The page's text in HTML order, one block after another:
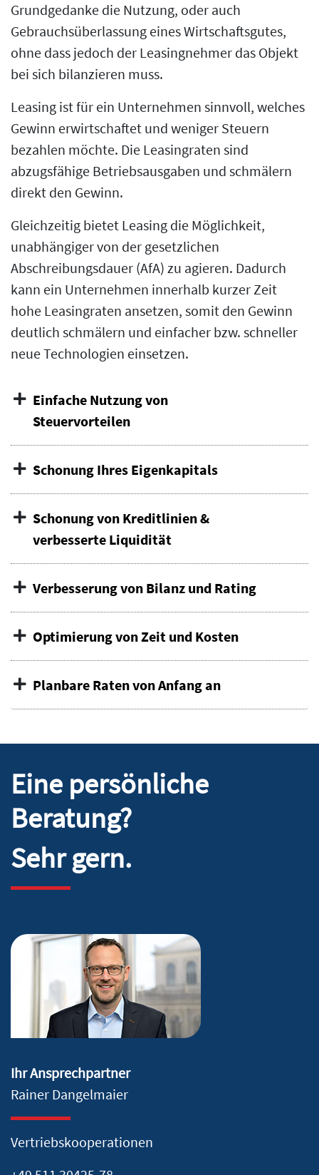
Grundgedanke die Nutzung, oder auch
Gebrauchsüberlassung eines Wirtschaftsgutes,
ohne dass jedoch der Leasingnehmer das Objekt
bei sich bilanzieren muss.
Leasing ist für ein Unternehmen sinnvoll, welches
Gewinn erwirtschaftet und weniger Steuern
bezahlen möchte. Die Leasingraten sind
abzugsfähige Betriebsausgaben und schmälern
direkt den Gewinn.
Gleichzeitig bietet Leasing die Möglichkeit,
unabhängiger von der gesetzlichen
Abschreibungsdauer (AfA) zu agieren. Dadurch
kann ein Unternehmen innerhalb kurzer Zeit
hohe Leasingraten ansetzen, somit den Gewinn
deutlich schmälern und einfacher bzw. schneller
neue Technologien einsetzen.
Einfache Nutzung von
Steuervorteilen
Schonung Ihres Eigenkapitals
Schonung von Kreditlinien &
verbesserte Liquidität
Verbesserung von Bilanz und Rating
Optimierung von Zeit und Kosten
Planbare Raten von Anfang an
Eine persönliche
Beratung?
Sehr gern.
Ihr Ansprechpartner
Rainer Dangelmaier
Vertriebskooperationen